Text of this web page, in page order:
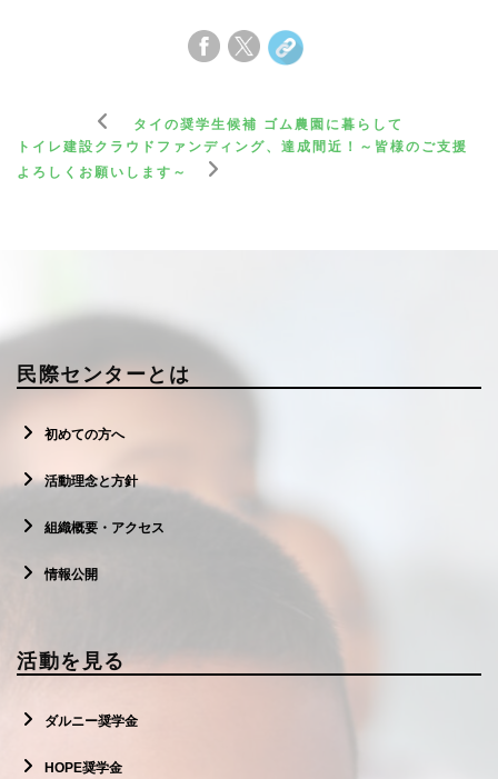
タイの奨学生候補 ゴム農園に暮らして
トイレ建設クラウドファンディング、達成間近！～皆様のご支援
よろしくお願いします～
民際センターとは
初めての方へ
活動理念と方針
組織概要・アクセス
情報公開
活動を見る
ダルニー奨学金
HOPE奨学金